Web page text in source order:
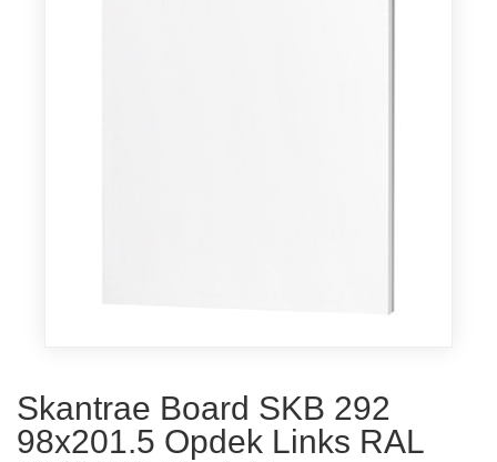
Skantrae Board SKB 292
98x201.5 Opdek Links RAL